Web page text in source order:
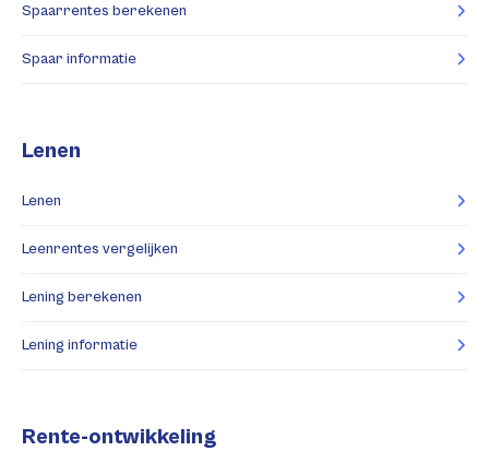
Spaarrentes berekenen
Spaar informatie
Lenen
Lenen
Leenrentes vergelijken
Lening berekenen
Lening informatie
Rente-ontwikkeling